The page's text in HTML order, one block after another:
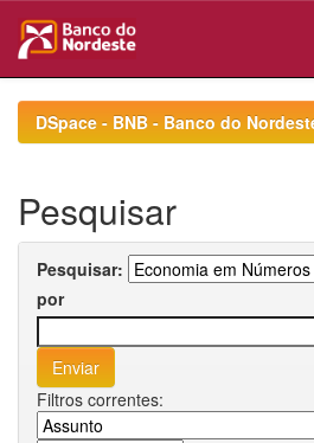
navigationDSpace - BNB - Banco do
Pesquisar
Pesquisar:
por
Filtros correntes: